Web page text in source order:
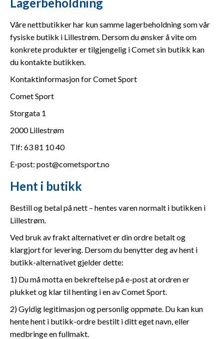
Våre nettbutikker har kun samme lagerbeholdning som vår
fysiske butikk i Lillestrøm. Dersom du ønsker å vite om
konkrete produkter er tilgjengelig i Comet sin butikk kan
du kontakte butikken.
Kontaktinformasjon for Comet Sport
Comet Sport
Storgata 1
2000 Lillestrøm
Tlf: 63 81 10 40
E-post: post@cometsport.no
Hent i butikk
Bestill og betal på nett – hentes varen normalt i butikken i
Lillestrøm.
Ved bruk av frakt alternativet er din ordre betalt og
klargjort for levering. Dersom du benytter deg av hent i
butikk-alternativet gjelder dette:
1) Du må motta en bekreftelse på e-post at ordren er
plukket og klar til henting i en av Comet Sport.
2) Gyldig legitimasjon og personlig oppmøte. Du kan kun
hente hent i butikk-ordre bestilt i ditt eget navn, eller
medbringe en fullmakt.